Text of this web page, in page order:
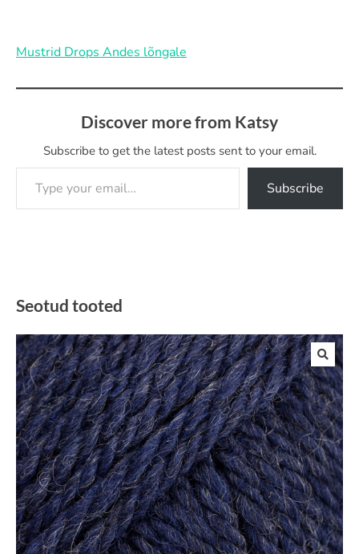
Mustrid Drops Andes lõngale
Discover more from Katsy
Subscribe to get the latest posts sent to your email.
Type your email…
Subscribe
Seotud tooted